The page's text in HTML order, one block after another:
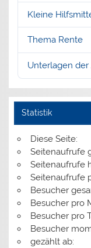
Kleine
Thema Rente
Unterlagen der
Statistik
Diese Seite:
Seitenaufrufe
Seitenaufrufe
Seitenaufrufe
Besucher
Besucher pro
Besucher pro
Besucher
gezählt ab: